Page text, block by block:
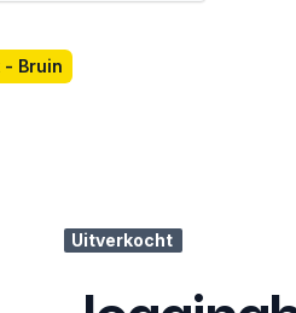
Bruin
Uitverkocht